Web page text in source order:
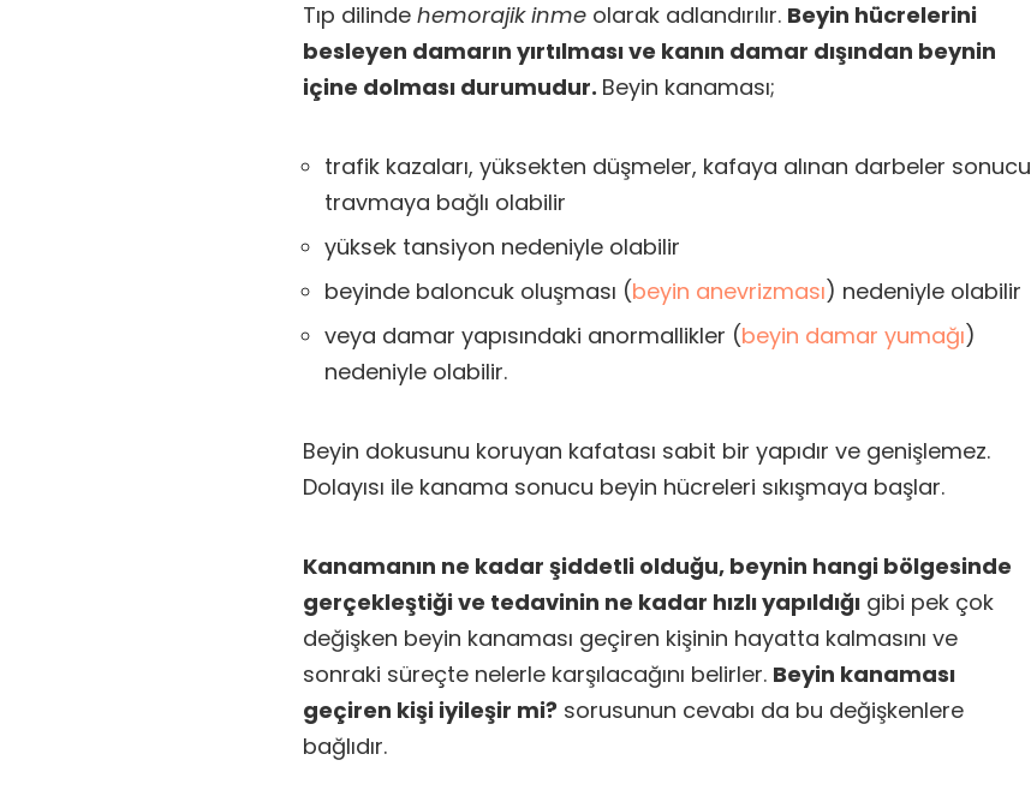
Tıp dilinde hemorajik inme olarak adlandırılır. Beyin hücrelerini
besleyen damarın yırtılması ve kanın damar dışından beynin
içine dolması durumudur. Beyin kanaması;
trafik kazaları, yüksekten düşmeler, kafaya alınan darbeler sonucu
travmaya bağlı olabilir
yüksek tansiyon nedeniyle olabilir
beyinde baloncuk oluşması (beyin anevrizması) nedeniyle olabilir
veya damar yapısındaki anormallikler (beyin damar yumağı)
nedeniyle olabilir.
Beyin dokusunu koruyan kafatası sabit bir yapıdır ve genişlemez.
Dolayısı ile kanama sonucu beyin hücreleri sıkışmaya başlar.
Kanamanın ne kadar şiddetli olduğu, beynin hangi bölgesinde
gerçekleştiği ve tedavinin ne kadar hızlı yapıldığı gibi pek çok
değişken beyin kanaması geçiren kişinin hayatta kalmasını ve
sonraki süreçte nelerle karşılacağını belirler. Beyin kanaması
geçiren kişi iyileşir mi? sorusunun cevabı da bu değişkenlere
bağlıdır.